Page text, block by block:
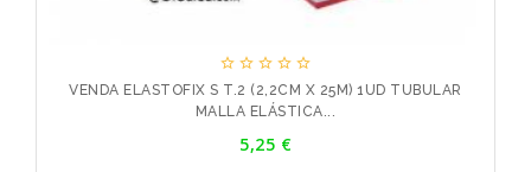
    
VENDA ELASTOFIX S T.2 (2,2CM X 25M) 1UD TUBULAR
MALLA ELÁSTICA...
5,25 €